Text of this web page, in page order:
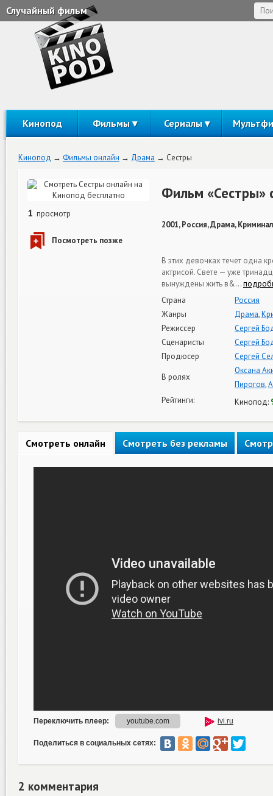
Случайный фильм
Кинопод Фильмы Сериалы
Кинопод Фильмы онлайн Драма Сестры
1 просмотр
Фильм «Сестры»
2001, Россия, Драма,
В этих девочках течет одна
актрисой. Свете — уже
вынуждены жить в&…
Страна
Россия
Жанры
Драма,
Режиссер
Сергей
Сценаристы
Сергей
Продюсер
Сергей
В ролях
Оксана
Пирогов,
Рейтинги:
Кинопод:
Смотреть онлайн Смотреть без рекламы
Поделиться в социальных сетях:
2 комментария